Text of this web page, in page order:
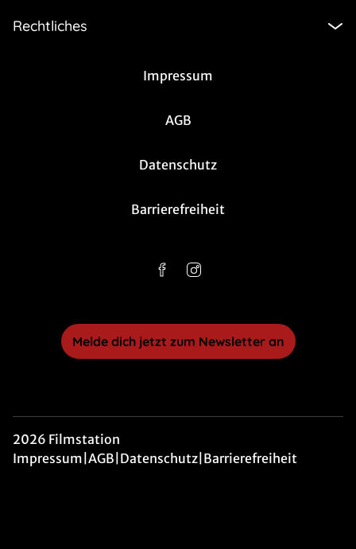
Rechtliches
Impressum
AGB
Datenschutz
Barrierefreiheit
Melde dich jetzt zum Newsletter an
2026 Filmstation
Impressum AGB Datenschutz Barrierefreiheit